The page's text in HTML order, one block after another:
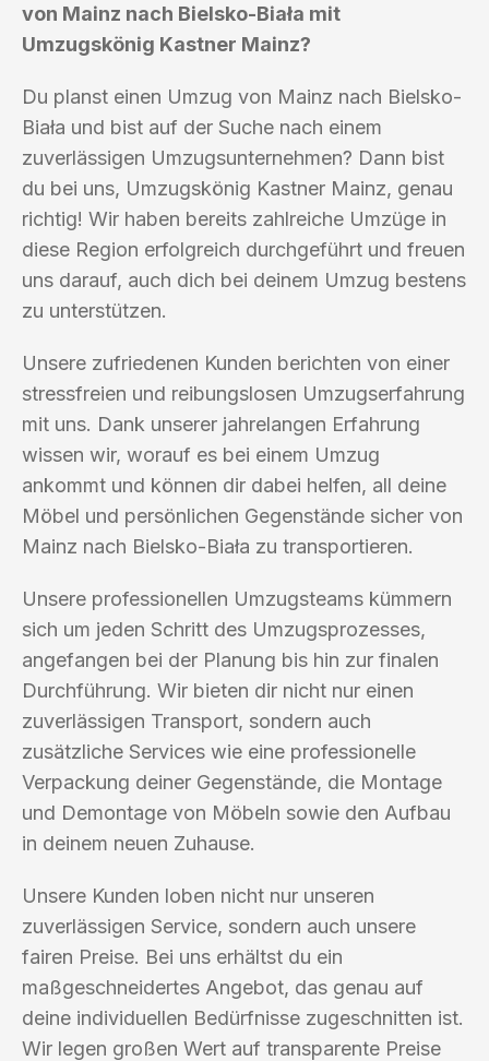
von Mainz nach Bielsko-Biała mit
Umzugskönig Kastner Mainz?
Du planst einen Umzug von Mainz nach Bielsko-
Biała und bist auf der Suche nach einem
zuverlässigen Umzugsunternehmen? Dann bist
du bei uns, Umzugskönig Kastner Mainz, genau
richtig! Wir haben bereits zahlreiche Umzüge in
diese Region erfolgreich durchgeführt und freuen
uns darauf, auch dich bei deinem Umzug bestens
zu unterstützen.
Unsere zufriedenen Kunden berichten von einer
stressfreien und reibungslosen Umzugserfahrung
mit uns. Dank unserer jahrelangen Erfahrung
wissen wir, worauf es bei einem Umzug
ankommt und können dir dabei helfen, all deine
Möbel und persönlichen Gegenstände sicher von
Mainz nach Bielsko-Biała zu transportieren.
Unsere professionellen Umzugsteams kümmern
sich um jeden Schritt des Umzugsprozesses,
angefangen bei der Planung bis hin zur finalen
Durchführung. Wir bieten dir nicht nur einen
zuverlässigen Transport, sondern auch
zusätzliche Services wie eine professionelle
Verpackung deiner Gegenstände, die Montage
und Demontage von Möbeln sowie den Aufbau
in deinem neuen Zuhause.
Unsere Kunden loben nicht nur unseren
zuverlässigen Service, sondern auch unsere
fairen Preise. Bei uns erhältst du ein
maßgeschneidertes Angebot, das genau auf
deine individuellen Bedürfnisse zugeschnitten ist.
Wir legen großen Wert auf transparente Preise